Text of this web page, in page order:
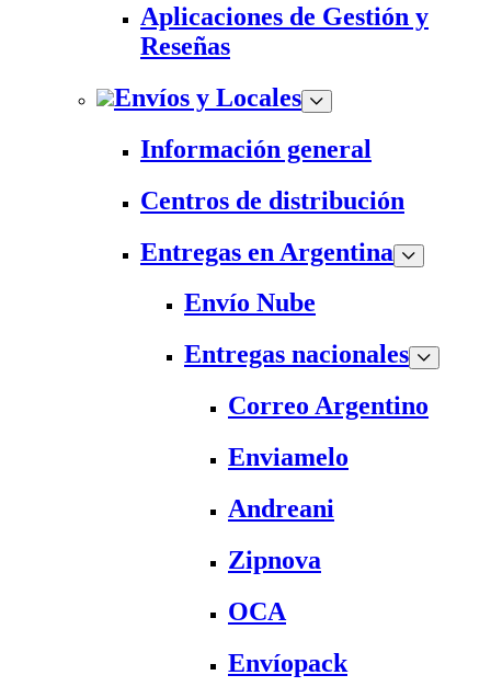
Aplicaciones de Gestión y
Reseñas
Envíos y Locales
Información general
Centros de distribución
Entregas en Argentina
Envío Nube
Entregas nacionales
Correo Argentino
Enviamelo
Andreani
Zipnova
OCA
Envíopack